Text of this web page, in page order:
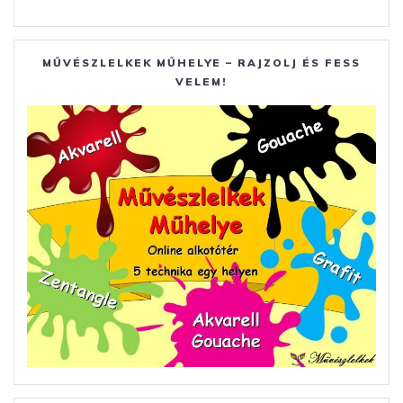
MŰVÉSZLELKEK MŰHELYE – RAJZOLJ ÉS FESS
VELEM!